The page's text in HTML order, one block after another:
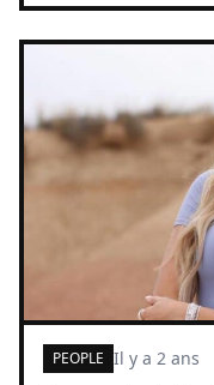
PEOPLE Il y a 2 ans